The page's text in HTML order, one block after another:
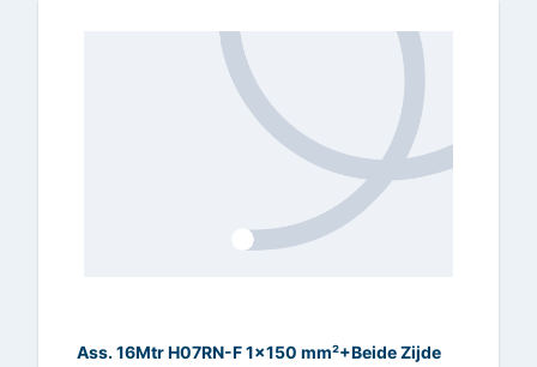
Ass. 16Mtr H07RN-F 1x150 mm²+Beide Zijde